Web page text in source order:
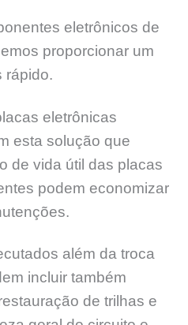
eletrônicos de
proporcionar um
rápido.
eletrônicas
esta solução que
de vida útil das placas
podem economizar
além da troca
incluir também
de trilhas e